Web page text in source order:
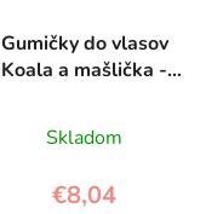
Gumičky do vlasov
Koala a mašlička -
Skladom
€8,04